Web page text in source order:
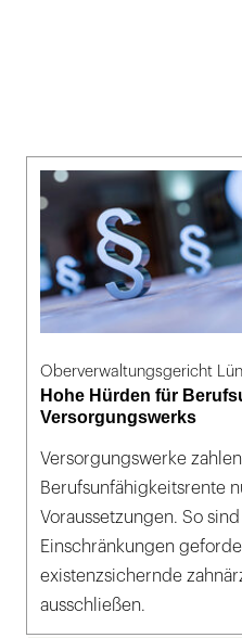
Oberverwaltungsgericht
Hohe Hürden für
Versorgungswerks
Versorgungswerke
Berufsunfähigkeitsrente
Voraussetzungen. So
Einschränkungen
existenzsichernde
ausschließen.